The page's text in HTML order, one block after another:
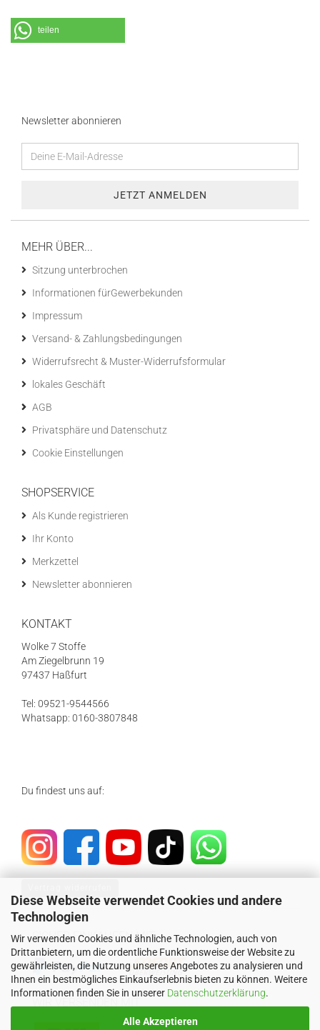
Diese Webseite verwendet Cookies und andere
Technologien
Wir verwenden Cookies und ähnliche Technologien, auch von
Drittanbietern, um die ordentliche Funktionsweise der Website zu
gewährleisten, die Nutzung unseres Angebotes zu analysieren und
Ihnen ein bestmögliches Einkaufserlebnis bieten zu können. Weitere
Informationen finden Sie in unserer Datenschutzerklärung.
Alle Akzeptieren
teilen
Newsletter abonnieren
MEHR ÜBER...
Sitzung unterbrochen
Informationen fürGewerbekunden
Impressum
Versand- & Zahlungsbedingungen
Widerrufsrecht & Muster-Widerrufsformular
lokales Geschäft
AGB
Privatsphäre und Datenschutz
Cookie Einstellungen
SHOPSERVICE
Als Kunde registrieren
Ihr Konto
Merkzettel
Newsletter abonnieren
KONTAKT
Wolke 7 Stoffe
Am Ziegelbrunn 19
97437 Haßfurt
Tel: 09521-9544566
Whatsapp: 0160-3807848
Du findest uns auf:
SICHER EINKAUFEN MIT